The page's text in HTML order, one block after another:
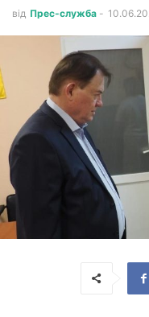
від Прес-служба -